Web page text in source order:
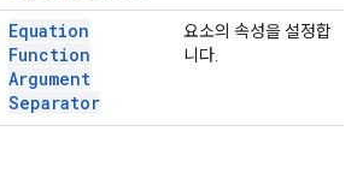
Equation
Function
Argument
Separator
요소의 속성을 설정합
니다.